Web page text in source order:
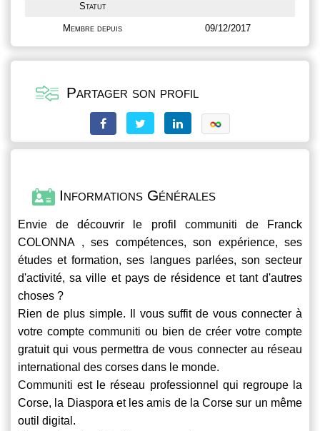
Statut
Membre depuis 09/12/2017
Partager son profil
Informations Générales
Envie de découvrir le profil communiti de Franck
COLONNA , ses compétences, son expérience, ses
études et formation, ses langues parlées, son secteur
d'activité, sa ville et pays de résidence et tant d'autres
choses ?
Rien de plus simple. Il vous suffit de vous connecter à
votre compte communiti ou bien de créer votre compte
gratuit qui vous permettra de vous connecter au réseau
international des corses dans le monde.
Communiti est le réseau professionnel qui regroupe la
Corse, la Diaspora et les amis de la Corse sur un même
outil digital.